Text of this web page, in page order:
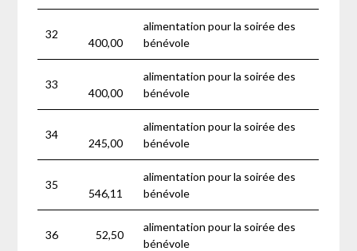
32
400,00
alimentation pour la soirée des
bénévole
33
400,00
alimentation pour la soirée des
bénévole
34
245,00
alimentation pour la soirée des
bénévole
35
546,11
alimentation pour la soirée des
bénévole
36 52,50
alimentation pour la soirée des
bénévole